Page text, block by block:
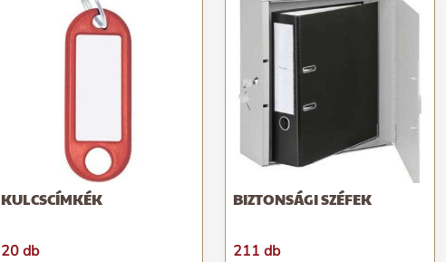
KULCSCÍMKÉK
20 db
BIZTONSÁGI SZÉFEK
211 db